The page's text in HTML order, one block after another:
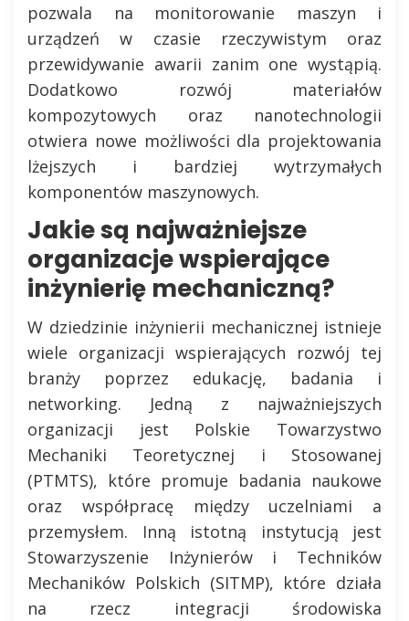
pozwala na monitorowanie maszyn i
urządzeń w czasie rzeczywistym oraz
przewidywanie awarii zanim one wystąpią.
Dodatkowo rozwój materiałów
kompozytowych oraz nanotechnologii
otwiera nowe możliwości dla projektowania
lżejszych i bardziej wytrzymałych
komponentów maszynowych.
Jakie są najważniejsze
organizacje wspierające
inżynierię mechaniczną?
W dziedzinie inżynierii mechanicznej istnieje
wiele organizacji wspierających rozwój tej
branży poprzez edukację, badania i
networking. Jedną z najważniejszych
organizacji jest Polskie Towarzystwo
Mechaniki Teoretycznej i Stosowanej
(PTMTS), które promuje badania naukowe
oraz współpracę między uczelniami a
przemysłem. Inną istotną instytucją jest
Stowarzyszenie Inżynierów i Techników
Mechaników Polskich (SITMP), które działa
na rzecz integracji środowiska